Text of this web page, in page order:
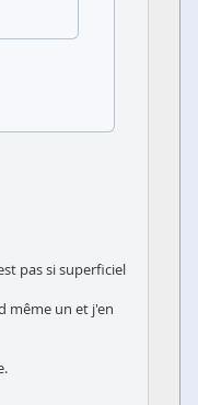
pas si superficiel
même un et j'en